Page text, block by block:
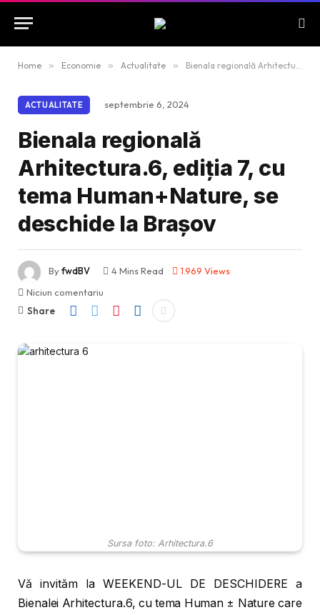
Home » Economie » Actualitate » Bienala regională Arhitectura.6, ediția 7, cu tema Human+Nature, se deschide la Brașov
ACTUALITATE septembrie 6, 2024
Bienala regională
Arhitectura.6, ediția 7, cu
tema Human+Nature, se
deschide la Brașov
ByfwdBV 4 Mins Read 1.969 Views
Niciun comentariu
Share
Sursa foto: Arhitectura.6
Vă invităm la WEEKEND-UL DE DESCHIDERE a
Bienalei Arhitectura.6, cu tema Human ± Nature care